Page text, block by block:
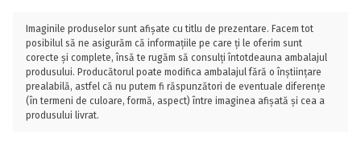
Imaginile produselor sunt afișate cu titlu de prezentare. Facem tot
posibilul să ne asigurăm că informațiile pe care ți le oferim sunt
corecte și complete, însă te rugăm să consulți întotdeauna ambalajul
produsului. Producătorul poate modifica ambalajul fără o înștiințare
prealabilă, astfel că nu putem fi răspunzători de eventuale diferențe
(în termeni de culoare, formă, aspect) între imaginea afișată și cea a
produsului livrat.